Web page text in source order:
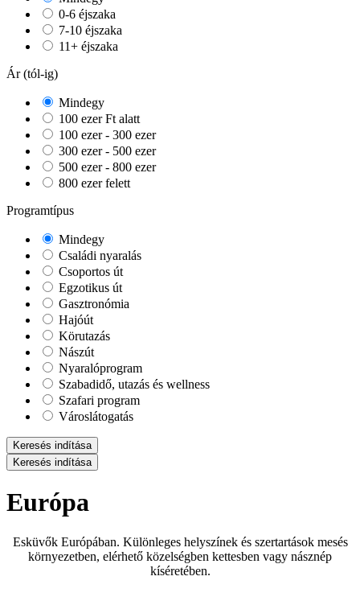
0-6 éjszaka
7-10 éjszaka
11+ éjszaka
Ár (tól-ig)
Mindegy
100 ezer Ft alatt
100 ezer - 300 ezer
300 ezer - 500 ezer
500 ezer - 800 ezer
800 ezer felett
Programtípus
Mindegy
Családi nyaralás
Csoportos út
Egzotikus út
Gasztronómia
Hajóút
Körutazás
Nászút
Nyaralóprogram
Szabadidő, utazás és wellness
Szafari program
Városlátogatás
Keresés indítása
Keresés indítása
Európa
Esküvők Európában. Különleges helyszínek és szertartások mesés
környezetben, elérhető közelségben kettesben vagy násznép
kíséretében.